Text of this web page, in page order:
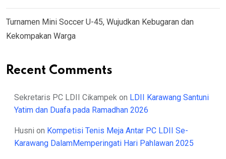
Turnamen Mini Soccer U-45, Wujudkan Kebugaran dan
Kekompakan Warga
Recent Comments
Sekretaris PC LDII Cikampek on LDII Karawang Santuni
Yatim dan Duafa pada Ramadhan 2026
Husni on Kompetisi Tenis Meja Antar PC LDII Se-
Karawang DalamMemperingati Hari Pahlawan 2025